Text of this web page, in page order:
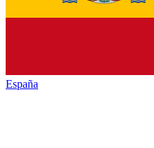
España